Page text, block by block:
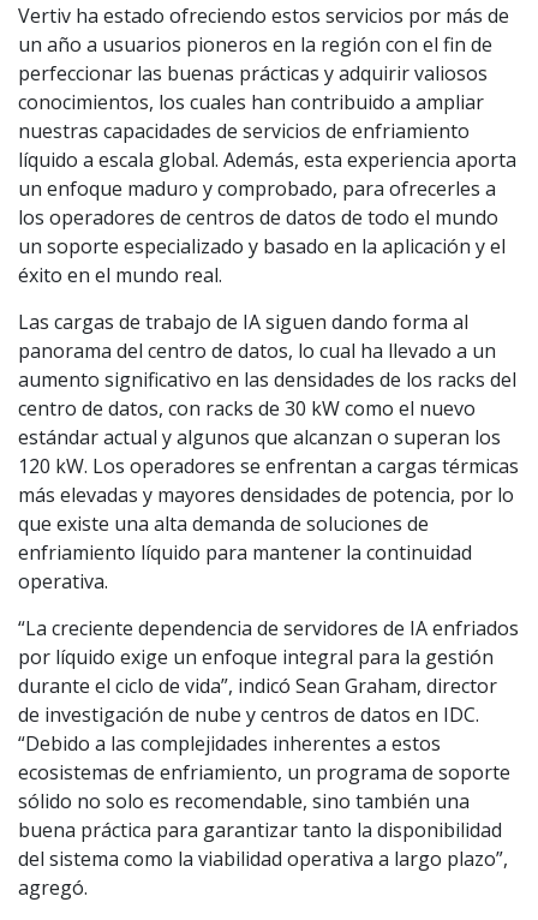
Vertiv ha estado ofreciendo estos servicios por más de
un año a usuarios pioneros en la región con el fin de
perfeccionar las buenas prácticas y adquirir valiosos
conocimientos, los cuales han contribuido a ampliar
nuestras capacidades de servicios de enfriamiento
líquido a escala global. Además, esta experiencia aporta
un enfoque maduro y comprobado, para ofrecerles a
los operadores de centros de datos de todo el mundo
un soporte especializado y basado en la aplicación y el
éxito en el mundo real.
Las cargas de trabajo de IA siguen dando forma al
panorama del centro de datos, lo cual ha llevado a un
aumento significativo en las densidades de los racks del
centro de datos, con racks de 30 kW como el nuevo
estándar actual y algunos que alcanzan o superan los
120 kW. Los operadores se enfrentan a cargas térmicas
más elevadas y mayores densidades de potencia, por lo
que existe una alta demanda de soluciones de
enfriamiento líquido para mantener la continuidad
operativa.
“La creciente dependencia de servidores de IA enfriados
por líquido exige un enfoque integral para la gestión
durante el ciclo de vida”, indicó Sean Graham, director
de investigación de nube y centros de datos en IDC.
“Debido a las complejidades inherentes a estos
ecosistemas de enfriamiento, un programa de soporte
sólido no solo es recomendable, sino también una
buena práctica para garantizar tanto la disponibilidad
del sistema como la viabilidad operativa a largo plazo”,
agregó.